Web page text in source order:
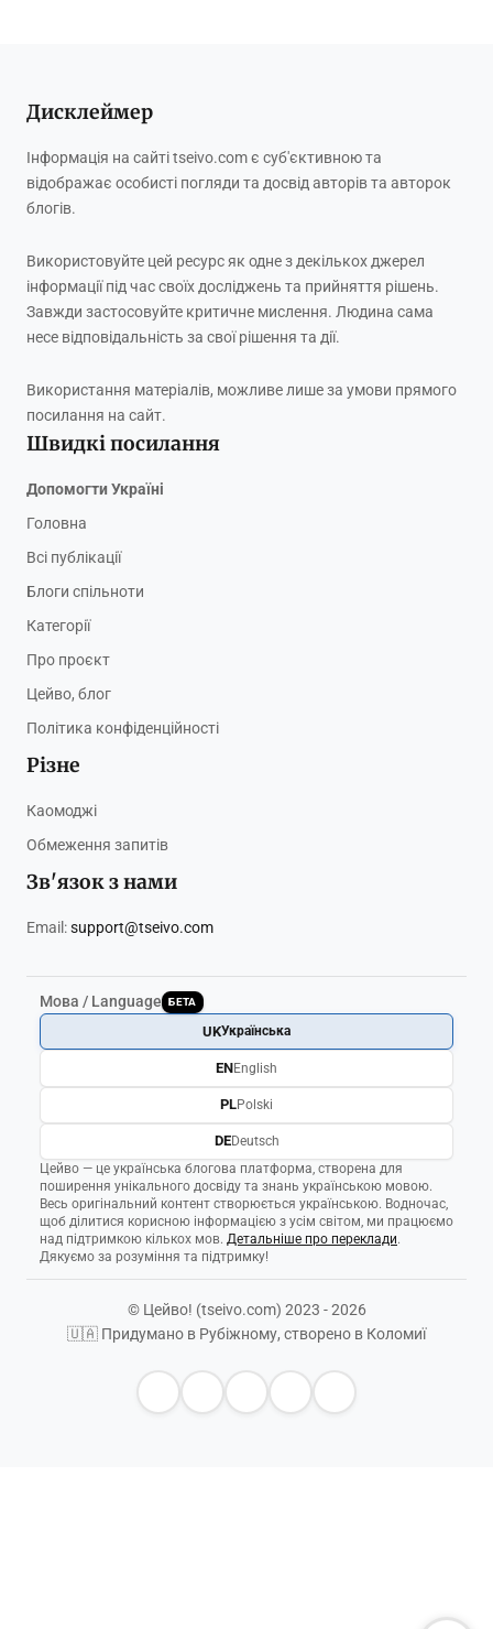
Дисклеймер
Інформація на сайті tseivo.com є суб'єктивною та
відображає особисті погляди та досвід авторів та авторок
блогів.
Використовуйте цей ресурс як одне з декількох джерел
інформації під час своїх досліджень та прийняття рішень.
Завжди застосовуйте критичне мислення. Людина сама
несе відповідальність за свої рішення та дії.
Використання матеріалів, можливе лише за умови прямого
посилання на сайт.
Швидкі посилання
Допомогти Україні
Головна
Всі публікації
Блоги спільноти
Категорії
Про проєкт
Цейво, блог
Політика конфіденційності
Різне
Каомоджі
Обмеження запитів
Зв'язок з нами
Email:support@tseivo.com
Мова / Language БЕТА
Цейво — це українська блогова платформа, створена для
поширення унікального досвіду та знань українською мовою.
Весь оригінальний контент створюється українською. Водночас,
щоб ділитися корисною інформацією з усім світом, ми працюємо
над підтримкою кількох мов. Детальніше про переклади.
Дякуємо за розуміння та підтримку!
UKУкраїнська
ENEnglish
PLPolski
DEDeutsch
© Цейво! (tseivo.com) 2023 - 2026
🇺🇦 Придумано в Рубіжному, створено в Коломиї